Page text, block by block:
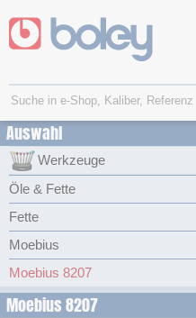
Auswahl
Werkzeuge
Öle & Fette
Fette
Moebius
Moebius 8207
Moebius 8207